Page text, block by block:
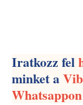
Iratkozz fel
minket a
Whatsappon